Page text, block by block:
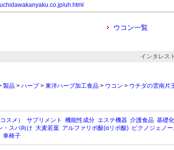
uh.html
ウコン一覧
インタレス
製品 > ハーブ > 東洋ハーブ加工食品 > ウコン > ウチダの雲南片
スメ） サプリメント 機能性成分 エステ機器 介護食品 基礎
・スパ向け 大麦若葉 アルファリポ酸(αリポ酸) ピクノジェノ
車椅子